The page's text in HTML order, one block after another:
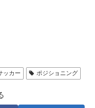
ッカー ポジショニング